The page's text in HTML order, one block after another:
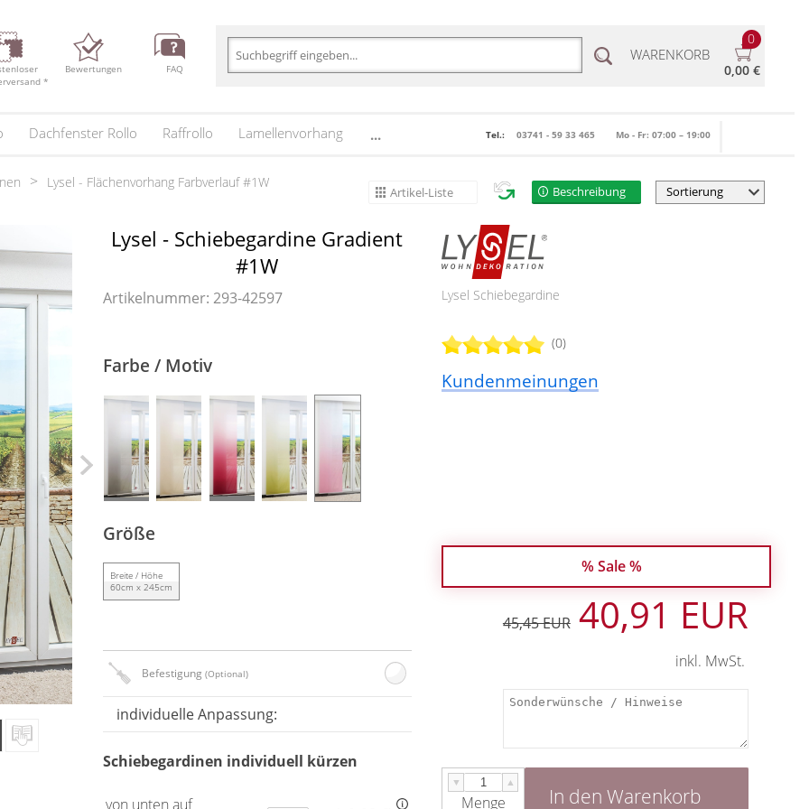
*
Bewertungen FAQ
0
WARENKORB
0,00 €
Dachfenster Rollo Raffrollo Lamellenvorhang ... Tel.: 03741 - 59 33 465 Mo - Fr: 07:00 – 19:00
Lysel - Flächenvorhang Farbverlauf #1W
Artikel-Liste Beschreibung
Lysel - Schiebegardine Gradient
#1W
Artikelnummer: 293-42597
Farbe / Motiv
Größe
Breite / Höhe
60cm x 245cm
Befestigung (Optional)
individuelle Anpassung:
Schiebegardinen individuell kürzen
von unten auf
Lysel Schiebegardine
(0)
Kundenmeinungen
% Sale %
45,45 EUR 40,91 EUR
inkl. MwSt.
▼ ▲
Menge In den Warenkorb